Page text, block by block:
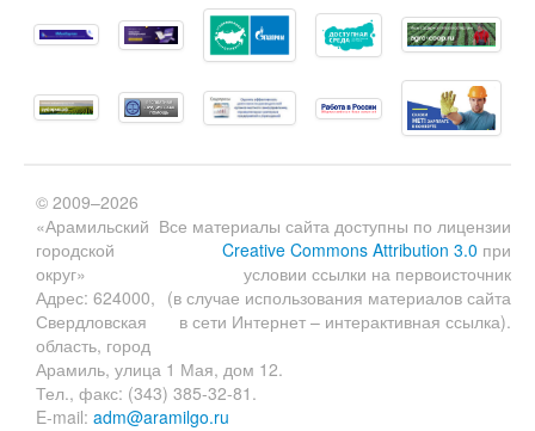
Все материалы сайта доступны по лицензии
Creative Commons Attribution 3.0 при
условии ссылки на первоисточник
(в случае использования материалов сайта
в сети Интернет – интерактивная ссылка).
© 2009–2026
«Арамильский
городской
округ»
Адрес: 624000,
Свердловская
область, город
Арамиль, улица 1 Мая, дом 12.
Тел., факс: (343) 385-32-81.
E-mail: adm@aramilgo.ru